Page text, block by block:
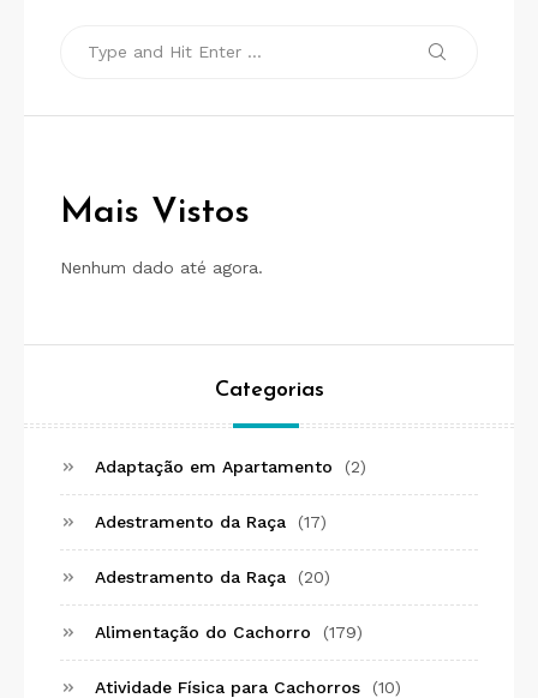
Search
Mais Vistos
Nenhum dado até agora.
Categorias
Adaptação em Apartamento (2)
Adestramento da Raça (17)
Adestramento da Raça (20)
Alimentação do Cachorro (179)
Atividade Física para Cachorros (10)